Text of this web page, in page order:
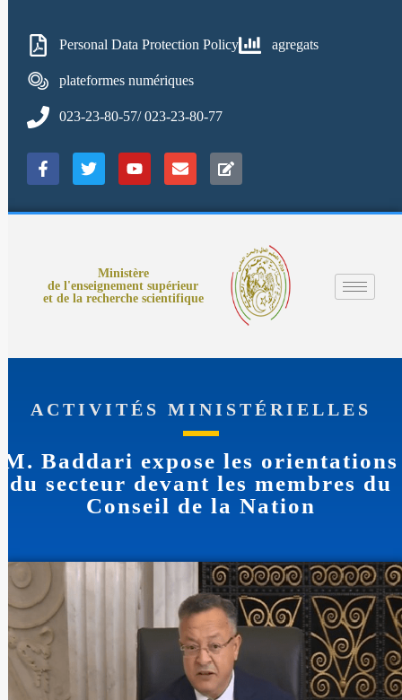
Personal Data Protection Policy agregats
plateformes numériques
023-23-80-57/ 023-23-80-77
Ministère
de l'enseignement supérieur
et de la recherche scientifique
ACTIVITÉS MINISTÉRIELLES
M. Baddari expose les orientations
du secteur devant les membres du
Conseil de la Nation